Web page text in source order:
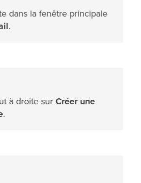
dans la fenêtre principale
.
à droite sur Créer une
.